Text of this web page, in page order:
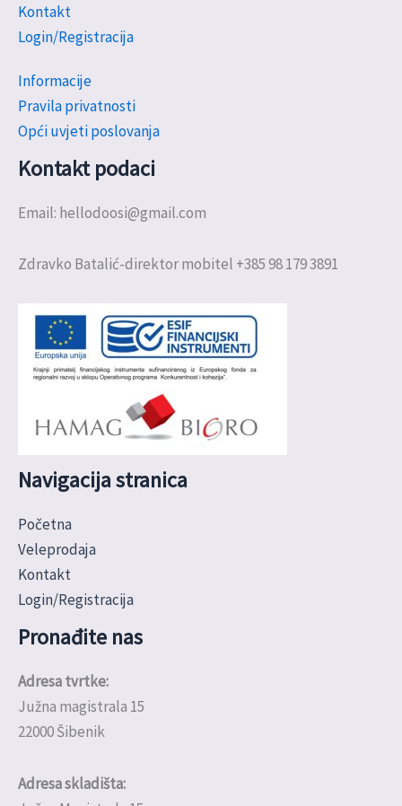
Kontakt
Login/Registracija
Informacije
Pravila privatnosti
Opći uvjeti poslovanja
Kontakt podaci
Email: hellodoosi@gmail.com
Zdravko Batalić-direktor mobitel +385 98 179 3891
Navigacija stranica
Početna
Veleprodaja
Kontakt
Login/Registracija
Pronađite nas
Adresa tvrtke:
Južna magistrala 15
22000 Šibenik
Adresa skladišta: